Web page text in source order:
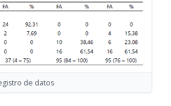
de datos